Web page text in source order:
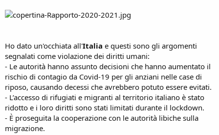
Ho dato un'occhiata all'Italia e questi sono gli argomenti
segnalati come violazione dei diritti umani:
- Le autorità hanno assunto decisioni che hanno aumentato il
rischio di contagio da Covid-19 per gli anziani nelle case di
riposo, causando decessi che avrebbero potuto essere evitati.
- L’accesso di rifugiati e migranti al territorio italiano è stato
ridotto e i loro diritti sono stati limitati durante il lockdown.
- È proseguita la cooperazione con le autorità libiche sulla
migrazione.